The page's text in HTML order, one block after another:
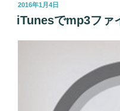
投
稿
日:
2016年1月4日
iTunesでmp3ファ